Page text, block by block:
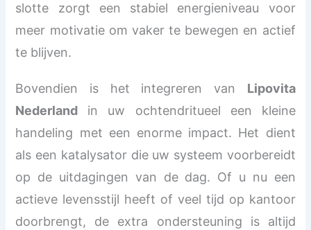
slotte zorgt een stabiel energieniveau voor
meer motivatie om vaker te bewegen en actief
te blijven.
Bovendien is het integreren van Lipovita
Nederland in uw ochtendritueel een kleine
handeling met een enorme impact. Het dient
als een katalysator die uw systeem voorbereidt
op de uitdagingen van de dag. Of u nu een
actieve levensstijl heeft of veel tijd op kantoor
doorbrengt, de extra ondersteuning is altijd